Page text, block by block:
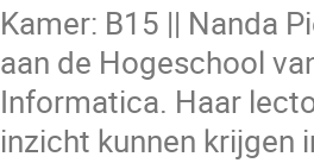
Kamer: B15 || Nanda
aan de Hogeschool
Informatica. Haar
inzicht kunnen krijgen